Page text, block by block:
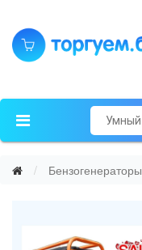
Бензогенераторы